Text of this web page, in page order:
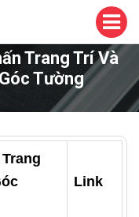
Trang Trí Và
Tường
Link